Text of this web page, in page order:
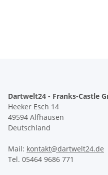
Dartwelt24 - Franks-Castle
Heeker Esch 14
49594 Alfhausen
Deutschland
Mail: kontakt@dartwelt24.de
Tel. 05464 9686 771